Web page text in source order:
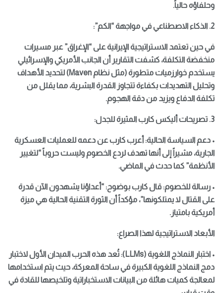
وحلفاؤه حالياً.
2. الذكاء الاصطناعي في مواجهة “الكم”:
في حين تعتمد الاستراتيجية الإيرانية على “الإغراق” عبر مسيرات
منخفضة التكلفة، كشفت التقارير أن الجانب الأمريكي والإسرائيلي
يستخدم خوارزميات متطورة (مثل نظام Maven) لتحديد الأهداف
وتحليل التهديدات بكفاءة تتجاوز القدرة البشرية، مما يقلل من
تكلفة الدفاع ويزيد من دقة الهجوم.
3. تصريحات أليكس كارب المثيرة للجدل:
• دعم السياسة الحالية: أعرب كارب عن دعمه للعمليات العسكرية
الجارية، مشيراً إلى أنها تهدف لردع الخصوم وليست حروباً “لتغيير
الأنظمة” كما حدث في الماضي.
• رسالة للخصوم: قال كارب بوضوح: “أعداؤنا يشهدون الآن قدرة
على القتال لا يمتلكونها”، مؤكداً أن الثورة التقنية الحالية هي ميزة
أمريكية بامتياز.
الأبعاد الاستراتيجية لهذا الصراع:
• اختبار النماذج اللغوية (LLMs): تُعد هذه الحرب الميدان الأول لاختبار
دمج النماذج اللغوية الكبيرة في ساحة المعركة، حيث يتم استخدامها
لمعالجة كميات هائلة من البيانات الاستخباراتية وتلخيصها للقادة في